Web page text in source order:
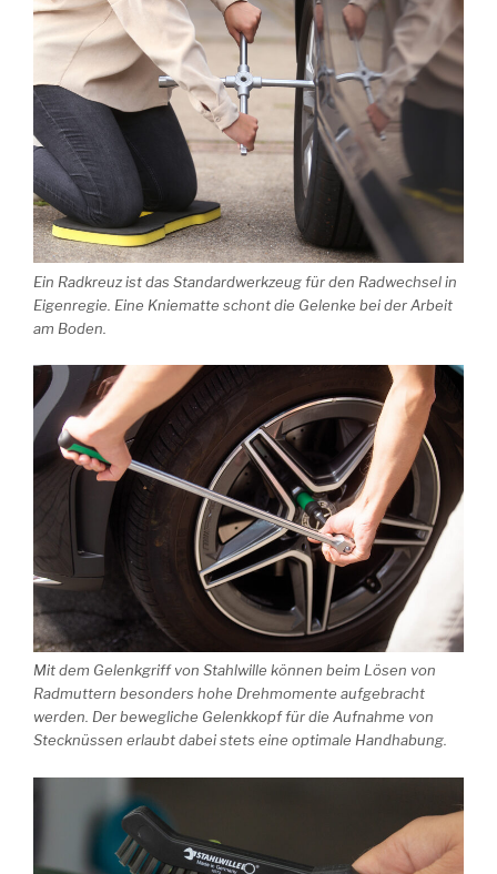
Ein Radkreuz ist das Standardwerkzeug für den Radwechsel in
Eigenregie. Eine Kniematte schont die Gelenke bei der Arbeit
am Boden.
Mit dem Gelenkgriff von Stahlwille können beim Lösen von
Radmuttern besonders hohe Drehmomente aufgebracht
werden. Der bewegliche Gelenkkopf für die Aufnahme von
Stecknüssen erlaubt dabei stets eine optimale Handhabung.